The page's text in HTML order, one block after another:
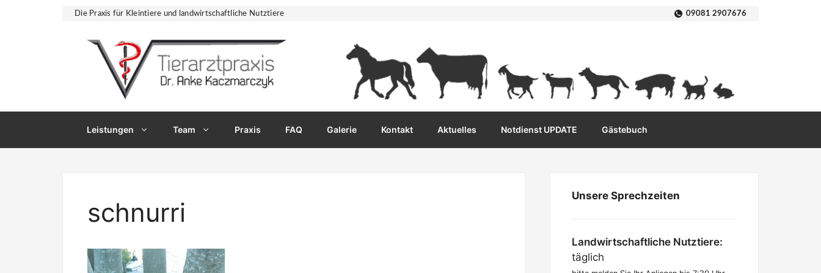
Die Praxis für Kleintiere und landwirtschaftliche Nutztiere 09081 2907676
Leistungen Team Praxis FAQ Galerie Kontakt Aktuelles Notdienst UPDATE Gästebuch
schnurri
Unsere Sprechzeiten
Landwirtschaftliche Nutztiere:
täglich